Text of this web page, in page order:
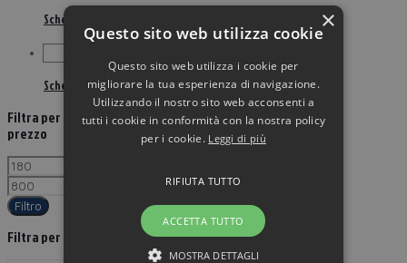
Schermo elettrico Nobo 200 cm 1901971
Schermo elettrico Nobo bianco 1440×1080 mm 1901970
Filtra per
prezzo
Filtro
Filtra per Brand
×
Questo sito web utilizza cookie
Questo sito web utilizza i cookie per
migliorare la tua esperienza di navigazione.
Utilizzando il nostro sito web acconsenti a
tutti i cookie in conformità con la nostra policy
per i cookie. Leggi di più
ACCETTA TUTTO
RIFIUTA TUTTO
MOSTRA DETTAGLI